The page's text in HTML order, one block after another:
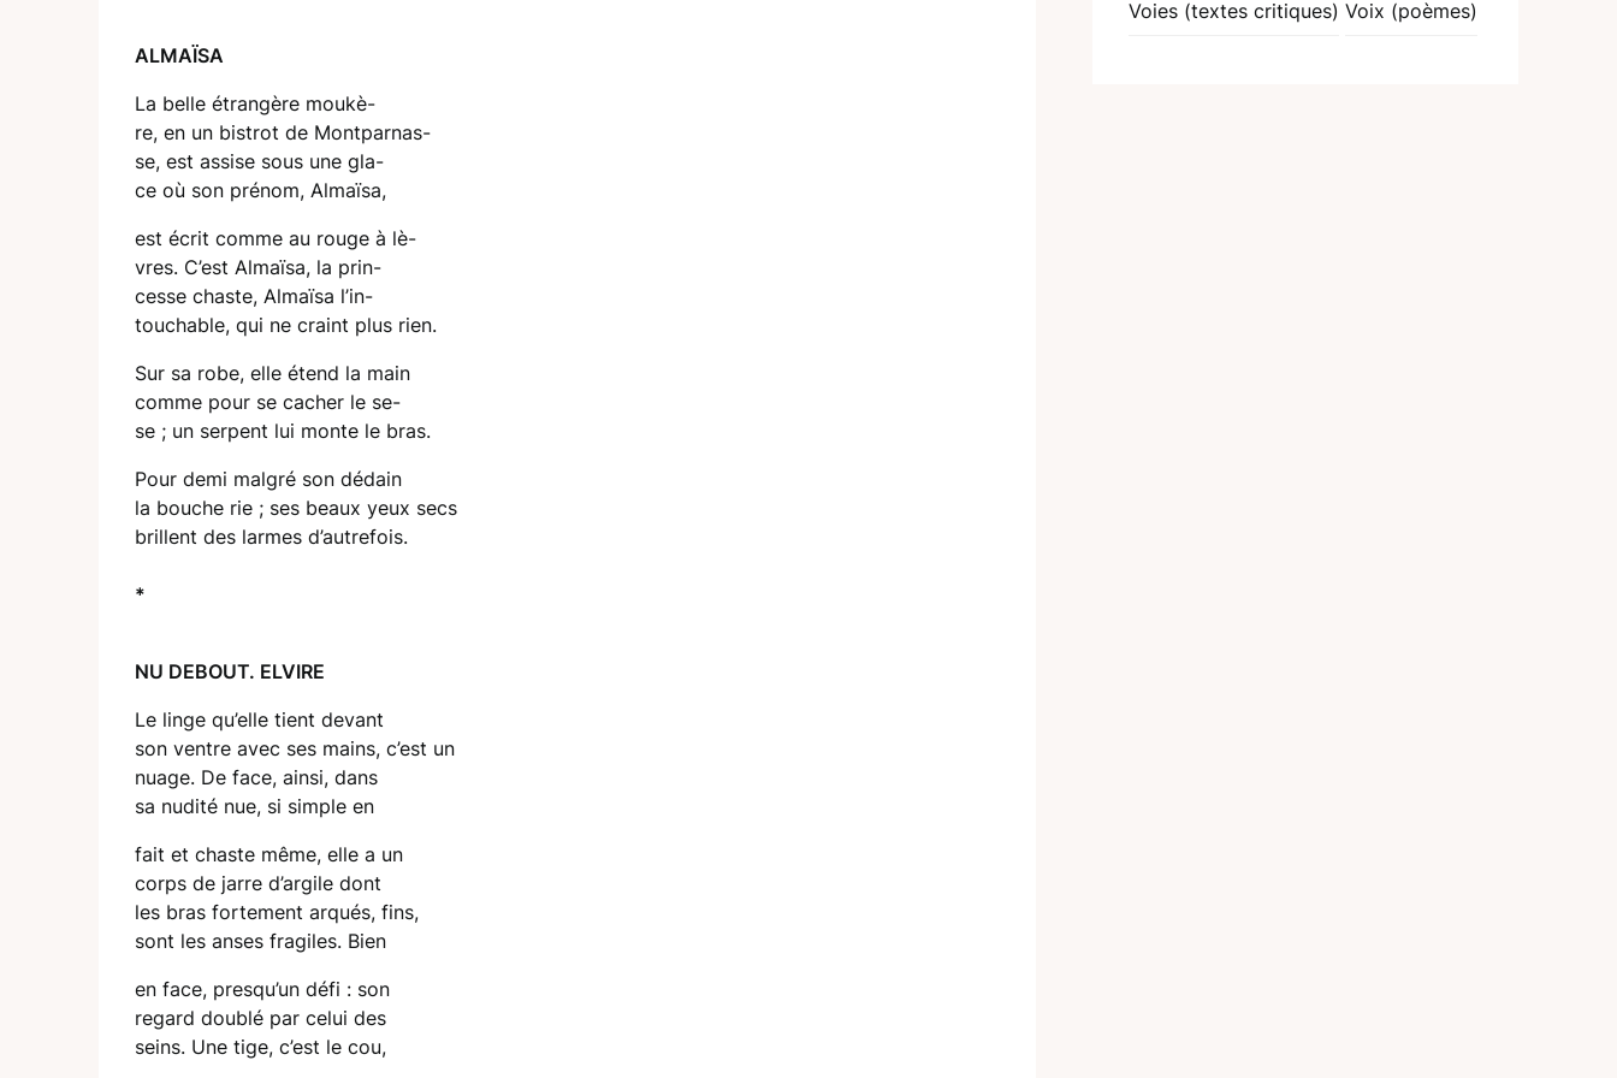
ALMAÏSA
La belle étrangère moukè-
re, en un bistrot de Montparnas-
se, est assise sous une gla-
ce où son prénom, Almaïsa,
est écrit comme au rouge à lè-
vres. C’est Almaïsa, la prin-
cesse chaste, Almaïsa l’in-
touchable, qui ne craint plus rien.
Sur sa robe, elle étend la main
comme pour se cacher le se-
se ; un serpent lui monte le bras.
Pour demi malgré son dédain
la bouche rie ; ses beaux yeux secs
brillent des larmes d’autrefois.
*
NU DEBOUT. ELVIRE
Le linge qu’elle tient devant
son ventre avec ses mains, c’est un
nuage. De face, ainsi, dans
sa nudité nue, si simple en
fait et chaste même, elle a un
corps de jarre d’argile dont
les bras fortement arqués, fins,
sont les anses fragiles. Bien
en face, presqu’un défi : son
regard doublé par celui des
seins. Une tige, c’est le cou,
Voies (textes critiques) Voix (poèmes)